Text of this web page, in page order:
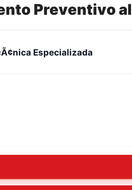
Preventivo
Especializada